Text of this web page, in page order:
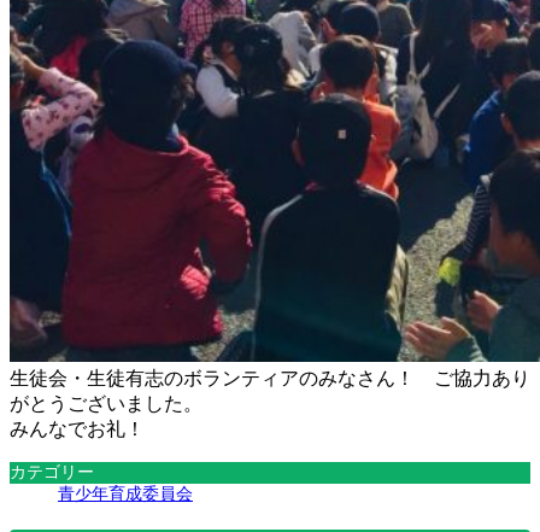
生徒会・生徒有志のボランティアのみなさん！ ご協力あり
がとうございました。
みんなでお礼！
カテゴリー
青少年育成委員会